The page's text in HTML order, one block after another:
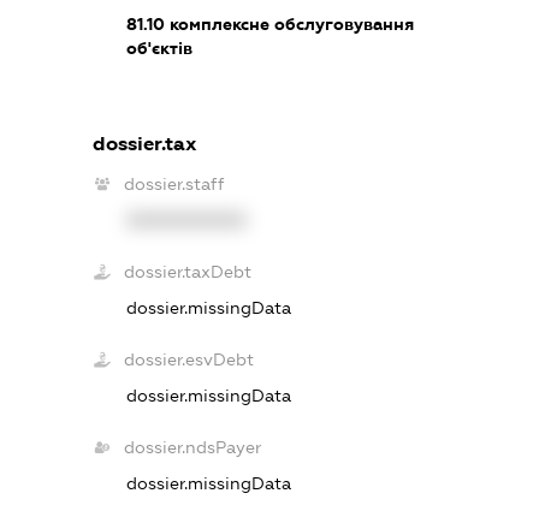
81.10комплексне обслуговування
об'єктів
dossier.tax
dossier.staff
dossier.taxDebt
dossier.missingData
dossier.esvDebt
dossier.missingData
dossier.ndsPayer
dossier.missingData